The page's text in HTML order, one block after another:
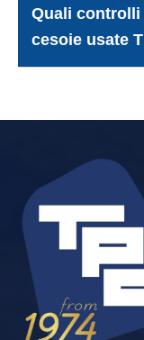
Quali
cesoie usate